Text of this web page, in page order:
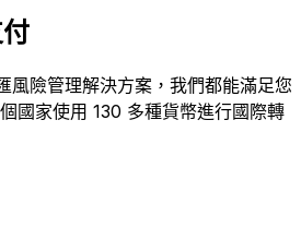
風險管理解決方案，我們都能滿足您
國家使用 130 多種貨幣進行國際轉